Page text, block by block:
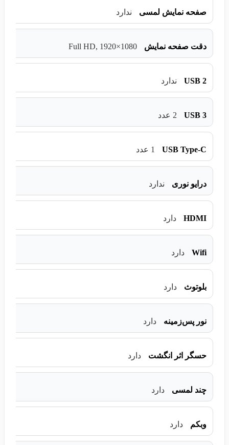
صفحه نمایش لمسی ندارد
دقت صفحه نمایش Full HD, 1920×1080
USB 2 ندارد
USB 3 2 عدد
USB Type-C 1 عدد
درایو نوری ندارد
HDMI دارد
Wifi دارد
بلوتوث دارد
نور پس‌زمینه دارد
حسگر اثر انگشت دارد
چند لمسی دارد
وبکم دارد